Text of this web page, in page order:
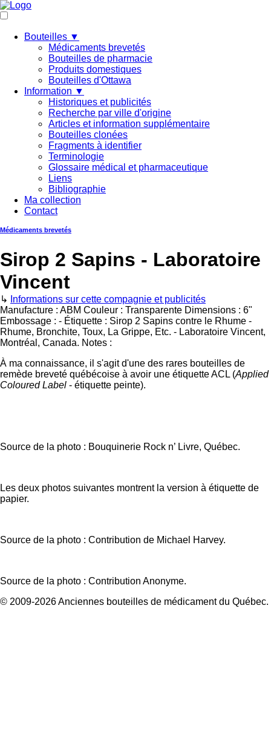
Bouteilles ▼
Médicaments brevetés
Bouteilles de pharmacie
Produits domestiques
Bouteilles d'Ottawa
Information ▼
Historiques et publicités
Recherche par ville d'origine
Articles et information supplémentaire
Bouteilles clonées
Fragments à identifier
Terminologie
Glossaire médical et pharmaceutique
Liens
Bibliographie
Ma collection
Contact
Médicaments brevetés
Sirop 2 Sapins - Laboratoire
Vincent
↳
Informations sur cette compagnie et publicités
Manufacture : ABM Couleur : Transparente Dimensions : 6"
Embossage : - Étiquette : Sirop 2 Sapins contre le Rhume -
Rhume, Bronchite, Toux, La Grippe, Etc. - Laboratoire Vincent,
Montréal, Canada. Notes :
À ma connaissance, il s'agit d'une des rares bouteilles de
remède breveté québécoise à avoir une étiquette ACL (Applied
Coloured Label - étiquette peinte).
Source de la photo : Bouquinerie Rock n’ Livre, Québec.
Les deux photos suivantes montrent la version à étiquette de
papier.
Source de la photo : Contribution de Michael Harvey.
Source de la photo : Contribution Anonyme.
© 2009-2026 Anciennes bouteilles de médicament du Québec.